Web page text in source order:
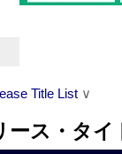
Title List ∨
ース・タ